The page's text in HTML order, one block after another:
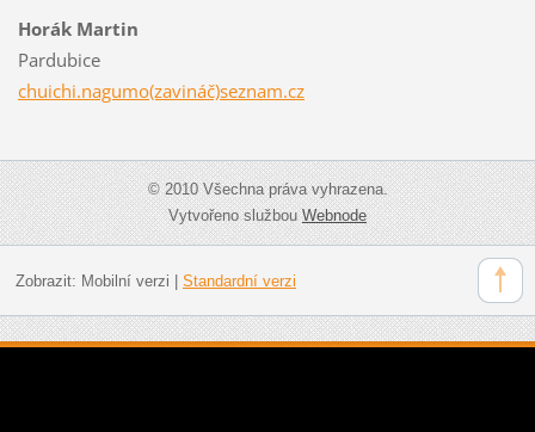
Horák Martin
Pardubice
chuichi.nagumo(zavináč)seznam.cz
© 2010 Všechna práva vyhrazena.
Vytvořeno službouWebnode
Zobrazit: Mobilní verzi Standardní verzi